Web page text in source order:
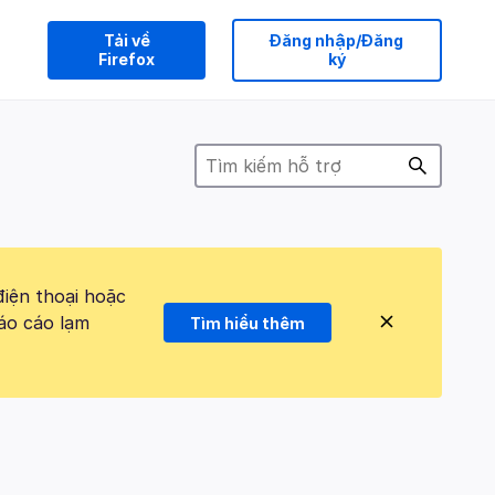
Tải về
Firefox
Đăng nhập/Đăng
ký
thoại hoặc
cáo lạm
Tìm hiểu thêm